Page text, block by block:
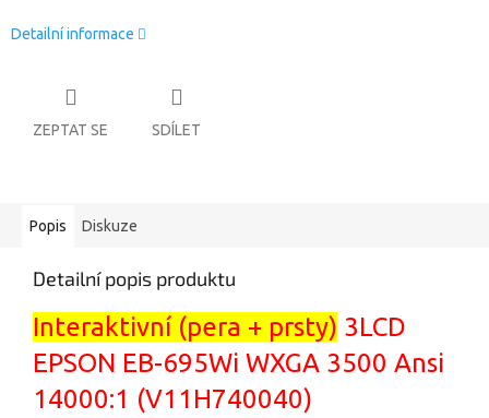
Detailní informace
ZEPTAT SE SDÍLET
Popis Diskuze
Detailní popis produktu
Interaktivní (pera + prsty) 3LCD
EPSON EB-695Wi WXGA 3500 Ansi
14000:1 (V11H740040)